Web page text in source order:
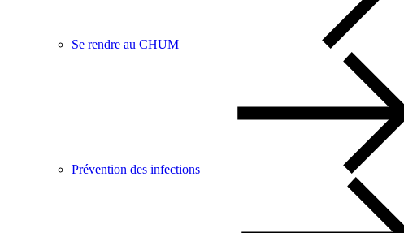
Se rendre au CHUM
Prévention des infections